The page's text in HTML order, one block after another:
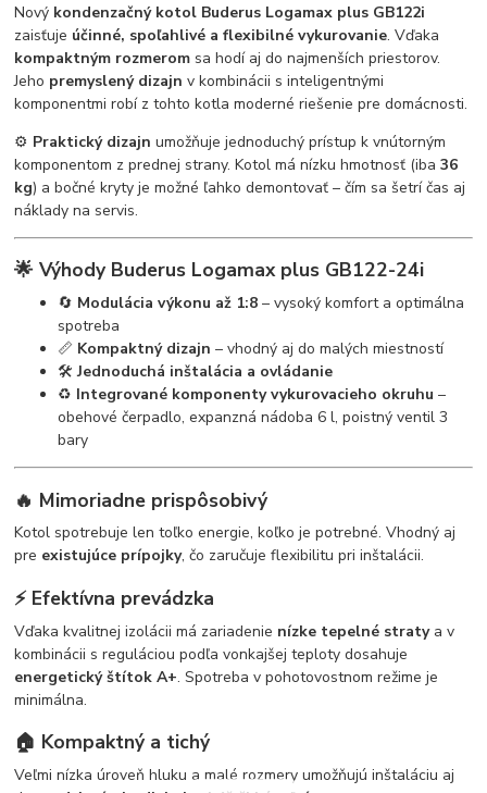
Nový kondenzačný kotol Buderus Logamax plus GB122i
zaisťuje účinné, spoľahlivé a flexibilné vykurovanie. Vďaka
kompaktným rozmerom sa hodí aj do najmenších priestorov.
Jeho premyslený dizajn v kombinácii s inteligentnými
komponentmi robí z tohto kotla moderné riešenie pre domácnosti.
⚙️ Praktický dizajn umožňuje jednoduchý prístup k vnútorným
komponentom z prednej strany. Kotol má nízku hmotnosť (iba36
kg) a bočné kryty je možné ľahko demontovať – čím sa šetrí čas aj
náklady na servis.
🌟Výhody Buderus Logamax plus GB122-24i
🔄 Modulácia výkonu až 1:8 – vysoký komfort a optimálna
spotreba
📏 Kompaktný dizajn – vhodný aj do malých miestností
🛠️Jednoduchá inštalácia a ovládanie
♻️ Integrované komponenty vykurovacieho okruhu –
obehové čerpadlo, expanzná nádoba 6 l, poistný ventil 3
bary
🔥 Mimoriadne prispôsobivý
Kotol spotrebuje len toľko energie, koľko je potrebné. Vhodný aj
pre existujúce prípojky, čo zaručuje flexibilitu pri inštalácii.
⚡ Efektívna prevádzka
Vďaka kvalitnej izolácii má zariadenie nízke tepelné stratya v
kombinácii s reguláciou podľa vonkajšej teploty dosahuje
energetický štítok A+. Spotreba v pohotovostnom režime je
minimálna.
🏠 Kompaktný a tichý
Veľmi nízka úroveň hluku a malé rozmery umožňujú inštaláciu aj